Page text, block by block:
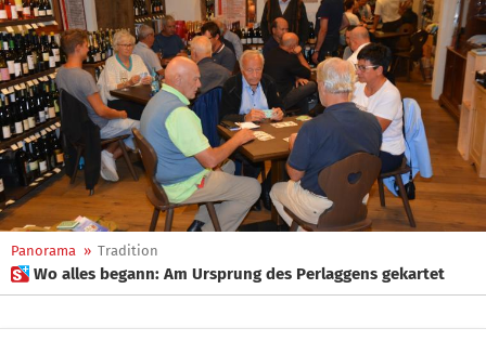
Panorama » Tradition
 Wo alles begann: Am Ursprung des Perlaggens gekartet